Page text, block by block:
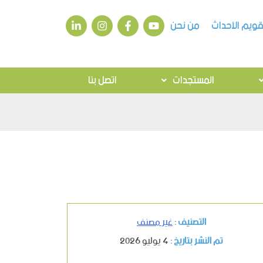
الأحداث من نحن
المستجدات اتصل بنا
التصنيف :غير مصنف
تم النشر بتاريخ :4 يوليو 2026